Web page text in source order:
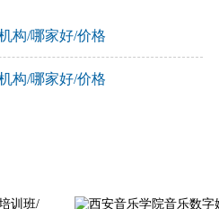
构/哪家好/价格
构/哪家好/价格